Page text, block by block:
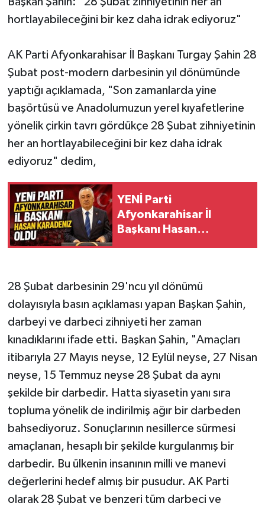
hortlayabileceğini bir kez daha idrak ediyoruz"
AK Parti Afyonkarahisar İl Başkanı Turgay Şahin 28
Şubat post-modern darbesinin yıl dönümünde
yaptığı açıklamada, "Son zamanlarda yine
başörtüsü ve Anadolumuzun yerel kıyafetlerine
yönelik çirkin tavrı gördükçe 28 Şubat zihniyetinin
her an hortlayabileceğini bir kez daha idrak
ediyoruz" dedim,
YENİ Parti
Afyonkarahisar İl
Başkanı Hasan
28 Şubat darbesinin 29'ncu yıl dönümü
dolayısıyla basın açıklaması yapan Başkan Şahin,
darbeyi ve darbeci zihniyeti her zaman
kınadıklarını ifade etti. Başkan Şahin, "Amaçları
itibarıyla 27 Mayıs neyse, 12 Eylül neyse, 27 Nisan
neyse, 15 Temmuz neyse 28 Şubat da aynı
şekilde bir darbedir. Hatta siyasetin yanı sıra
topluma yönelik de indirilmiş ağır bir darbeden
bahsediyoruz. Sonuçlarının nesillerce sürmesi
amaçlanan, hesaplı bir şekilde kurgulanmış bir
darbedir. Bu ülkenin insanının milli ve manevi
değerlerini hedef almış bir pusudur. AK Parti
olarak 28 Şubat ve benzeri tüm darbeci ve